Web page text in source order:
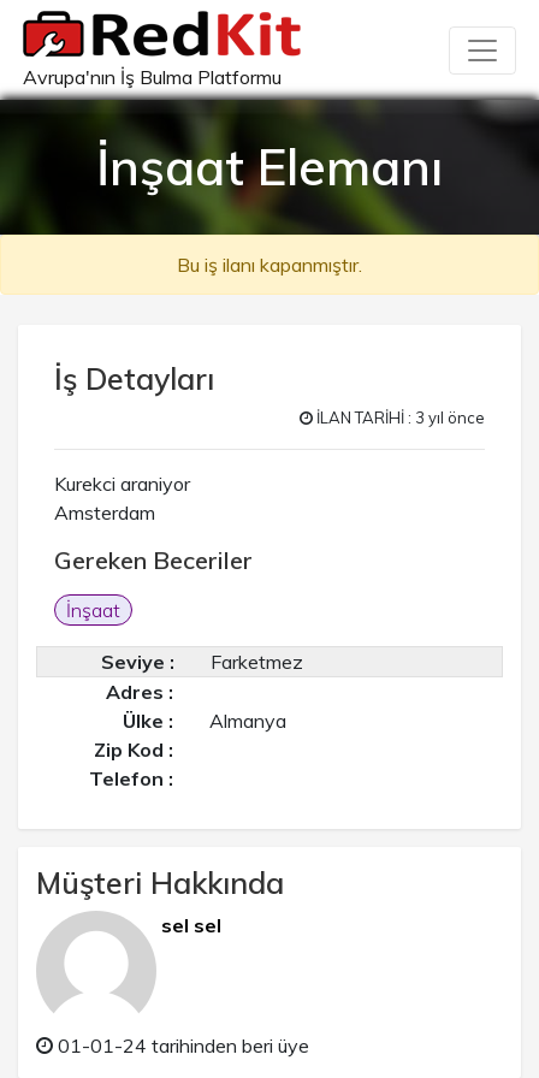
Avrupa'nın İş Bulma Platformu
İnşaat Elemanı
Bu iş ilanı kapanmıştır.
İş Detayları
İLAN TARİHİ : 3 yıl önce
Kurekci araniyor
Amsterdam
Gereken Beceriler
İnşaat
Seviye :
Farketmez
Adres :
Ülke :
Almanya
Zip Kod :
Telefon :
Müşteri Hakkında
sel sel
01-01-24 tarihinden beri üye